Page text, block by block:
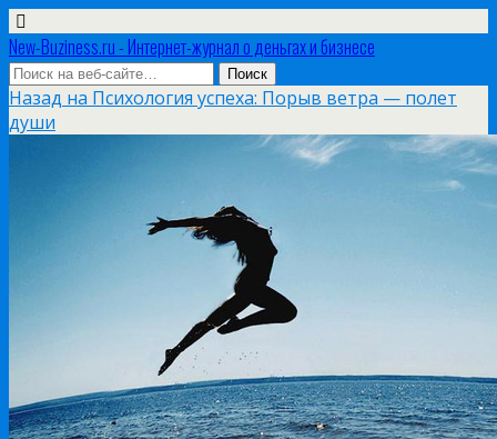
New-Buziness.ru - Интернет-журнал о деньгах и бизнесе
Назад на Психология успеха: Порыв ветра — полет
души